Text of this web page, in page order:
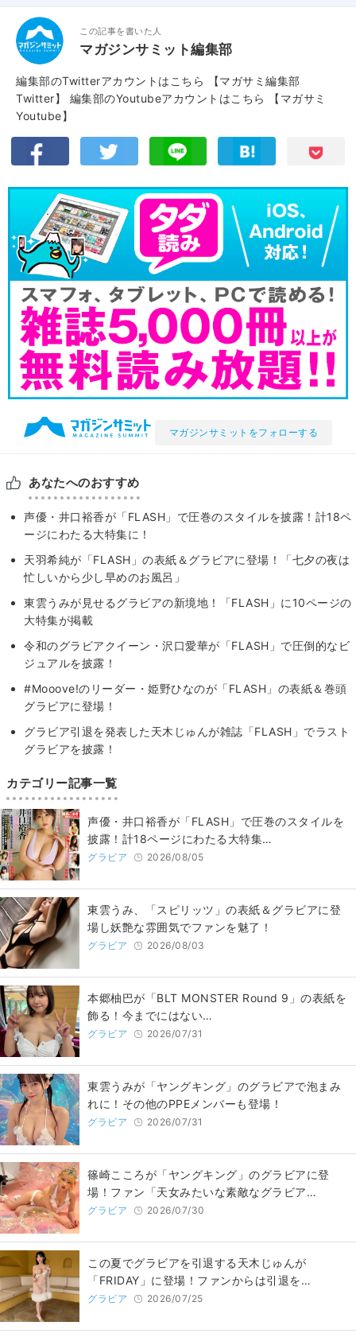
この記事を書いた人
マガジンサミット編集部
編集部のTwitterアカウントはこちら
【マガサミ編集部
Twitter】
編集部のYoutubeアカウントはこちら
【マガサミ
Youtube】
マガジンサミットをフォローする
あなたへのおすすめ
声優・井口裕香が「FLASH」で圧巻のスタイルを披露！計18ペ
ージにわたる大特集に！
天羽希純が「FLASH」の表紙＆グラビアに登場！「七夕の夜は
忙しいから少し早めのお風呂」
東雲うみが見せるグラビアの新境地！「FLASH」に10ページの
大特集が掲載
令和のグラビアクイーン・沢口愛華が「FLASH」で圧倒的なビ
ジュアルを披露！
#Mooove!のリーダー・姫野ひなのが「FLASH」の表紙＆巻頭
グラビアに登場！
グラビア引退を発表した天木じゅんが雑誌「FLASH」でラスト
グラビアを披露！
カテゴリー記事一覧
声優・井口裕香が「FLASH」で圧巻のスタイルを
披露！計18ページにわたる大特集…
グラビア 2026/08/05
東雲うみ、「スピリッツ」の表紙＆グラビアに登
場し妖艶な雰囲気でファンを魅了！
グラビア 2026/08/03
本郷柚巴が「BLT MONSTER Round 9」の表紙を
飾る！今までにはない…
グラビア 2026/07/31
東雲うみが「ヤングキング」のグラビアで泡まみ
れに！その他のPPEメンバーも登場！
グラビア 2026/07/31
篠崎こころが「ヤングキング」のグラビアに登
場！ファン「天女みたいな素敵なグラビア…
グラビア 2026/07/30
この夏でグラビアを引退する天木じゅんが
「FRIDAY」に登場！ファンからは引退を…
グラビア 2026/07/25